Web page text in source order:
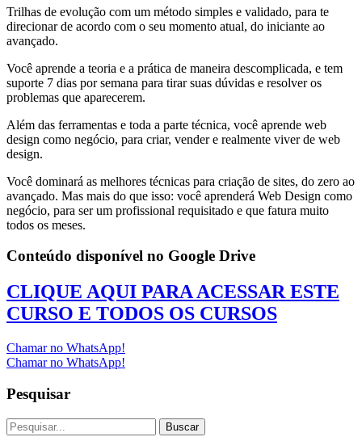
Trilhas de evolução com um método simples e validado, para te
direcionar de acordo com o seu momento atual, do iniciante ao
avançado.
Você aprende a teoria e a prática de maneira descomplicada, e tem
suporte 7 dias por semana para tirar suas dúvidas e resolver os
problemas que aparecerem.
Além das ferramentas e toda a parte técnica, você aprende web
design como negócio, para criar, vender e realmente viver de web
design.
Você dominará as melhores técnicas para criação de sites, do zero ao
avançado. Mas mais do que isso: você aprenderá Web Design como
negócio, para ser um profissional requisitado e que fatura muito
todos os meses.
Conteúdo disponível no Google Drive
CLIQUE AQUI PARA ACESSAR ESTE
CURSO E TODOS OS CURSOS
Chamar no WhatsApp!
Chamar no WhatsApp!
Pesquisar
Buscar